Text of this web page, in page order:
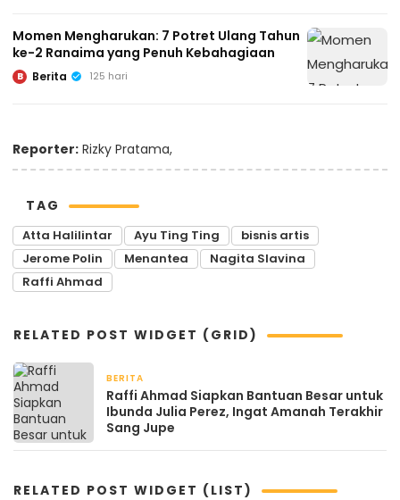
Momen Mengharukan: 7 Potret Ulang Tahun
ke-2 Ranaima yang Penuh Kebahagiaan
B Berita 125 hari
Reporter: Rizky Pratama,
TAG
Atta Halilintar Ayu Ting Ting
bisnis artis
Jerome Polin
Menantea
Nagita Slavina
Raffi Ahmad
RELATED POST WIDGET (GRID)
BERITA
Raffi Ahmad Siapkan Bantuan Besar untuk
Ibunda Julia Perez, Ingat Amanah Terakhir
Sang Jupe
RELATED POST WIDGET (LIST)